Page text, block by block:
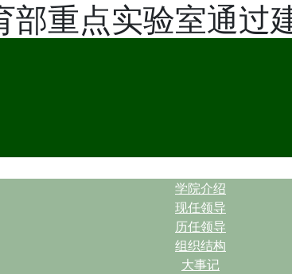
重点实验室通过
学院介绍
现任领导
历任领导
组织结构
大事记